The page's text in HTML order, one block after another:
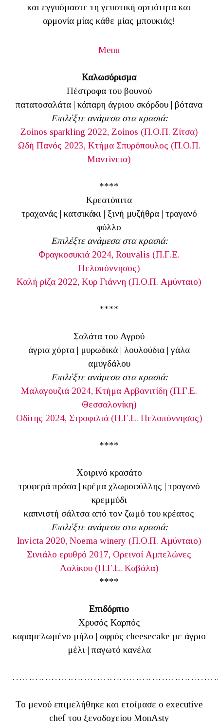
και εγγυόμαστε τη γευστική αρτιότητα και
αρμονία μίας κάθε μίας μπουκιάς!
Menu
Καλωσόρισμα
Πέστροφα του βουνού
πατατοσαλάτα | κάπαρη άγριου σκόρδου | βότανα
Επιλέξτε ανάμεσα στα κρασιά:
Zoinos sparkling 2022, Zoinos (Π.Ο.Π. Ζίτσα)
Ωδή Πανός 2023, Κτήμα Σπυρόπουλος (Π.Ο.Π.
Μαντίνεια)
****
Κρεατόπιτα
τραχανάς | κατσικάκι | ξινή μυζήθρα | τραγανό
φύλλο
Επιλέξτε ανάμεσα στα κρασιά:
Φραγκοσυκιά 2024, Rouvalis (Π.Γ.Ε.
Πελοπόννησος)
Καλή ρίζα 2022, Κυρ Γιάννη (Π.Ο.Π. Αμύνταιο)
****
Σαλάτα του Αγρού
άγρια χόρτα | μυρωδικά | λουλούδια | γάλα
αμυγδάλου
Επιλέξτε ανάμεσα στα κρασιά:
Μαλαγουζιά 2024, Κτήμα Αρβανιτίδη (Π.Γ.Ε.
Θεσσαλονίκη)
Οδίτης 2024, Στροφιλιά (Π.Γ.Ε. Πελοπόννησος)
****
Χοιρινό κρασάτο
τρυφερά πράσα | κρέμα χλωροφύλλης | τραγανό
κρεμμύδι
καπνιστή σάλτσα από τον ζωμό του κρέατος
Επιλέξτε ανάμεσα στα κρασιά:
Invicta 2020, Noema winery (Π.Ο.Π. Αμύνταιο)
Σινιάλο ερυθρό 2017, Ορεινοί Αμπελώνες
Λαλίκου (Π.Γ.Ε. Καβάλα)
****
Επιδόρπιο
Χρυσός Καρπός
καραμελωμένο μήλο | αφρός cheesecake με άγριο
μέλι | παγωτό κανέλα
Το μενού επιμελήθηκε και ετοίμασε ο executive
chef του ξενοδοχείου MonAsty